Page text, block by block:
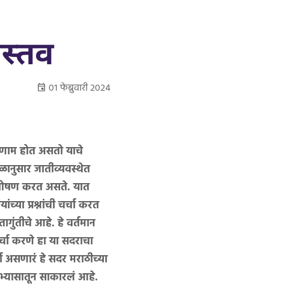
०१ फेब्रुवारी २०२४
होत असतो याचे
जातीव्यवस्थेत
करत असते. यात
प्रश्नांची चर्चा करत
आहे. हे वर्तमान
करणे हा या सदराचा
असणारं हे सदर मराठीच्या
साकारलं आहे.